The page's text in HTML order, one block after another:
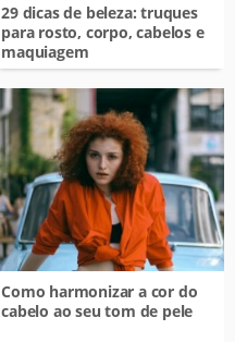
29 dicas de beleza: truques
para rosto, corpo, cabelos e
maquiagem
Como harmonizar a cor do
cabelo ao seu tom de pele